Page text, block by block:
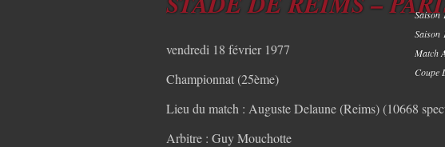
Saison
Saison
Match
Coupe
vendredi 18 février 1977
Championnat (25ème)
Lieu du match : Auguste Delaune (Reims) (10668
Arbitre : Guy Mouchotte